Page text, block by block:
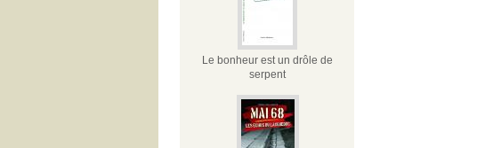
Le bonheur est un drôle de
serpent